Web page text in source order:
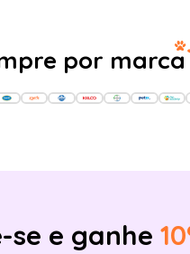
por marca
se e ganhe